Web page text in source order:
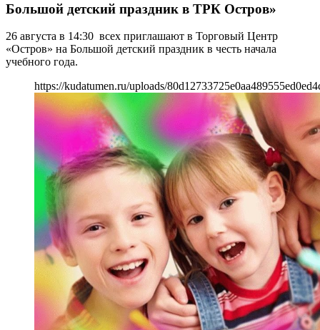
Большой детский праздник в ТРК Остров»
26 августа в 14:30 всех приглашают в Торговый Центр
«Остров» на Большой детский праздник в честь начала
учебного года.
https://kudatumen.ru/uploads/